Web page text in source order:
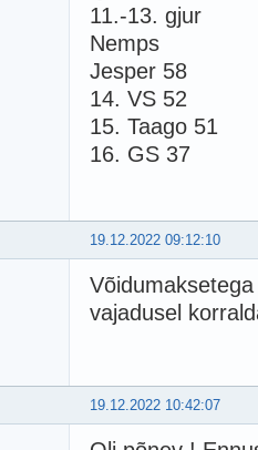
11.-13. gjur
Nemps
Jesper 58
14. VS 52
15. Taago 51
16. GS 37
19.12.2022 09:12:10
vajadusel
19.12.2022 10:42:07